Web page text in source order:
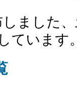
ました
ています